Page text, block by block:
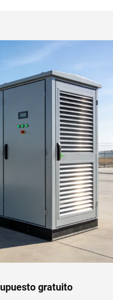
gratuito